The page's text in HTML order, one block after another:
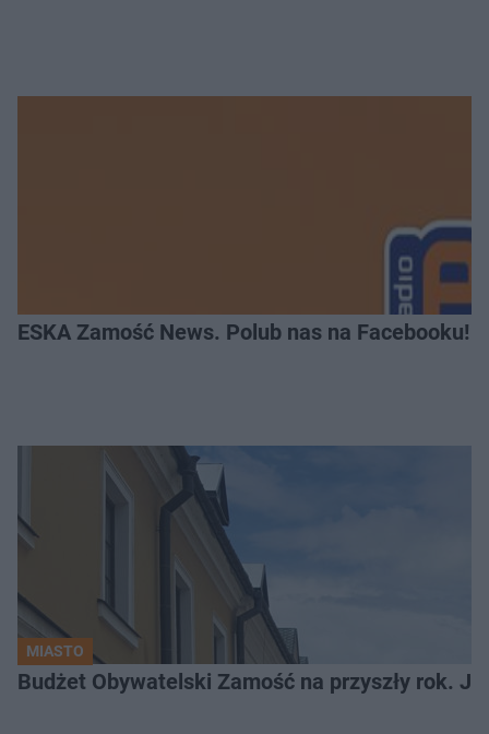
ESKA Zamość News. Polub nas na Facebooku!
MIASTO